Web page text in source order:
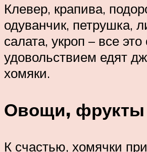
Клевер, крапива,
одуванчик, петрушка,
салата, укроп – все
удовольствием едят
хомяки.
Овощи, фрукты
К счастью, хомячки